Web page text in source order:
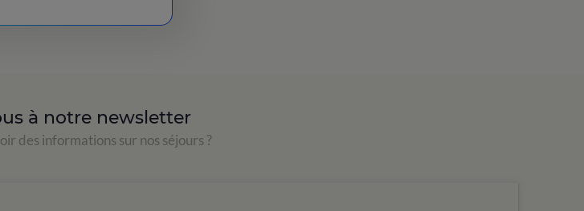
à notre newsletter
des informations sur nos séjours ?